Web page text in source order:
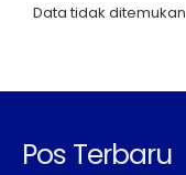
Data tidak ditemukan
Pos Terbaru